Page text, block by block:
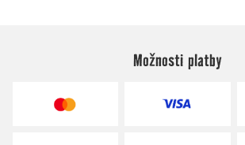
Možnosti platby